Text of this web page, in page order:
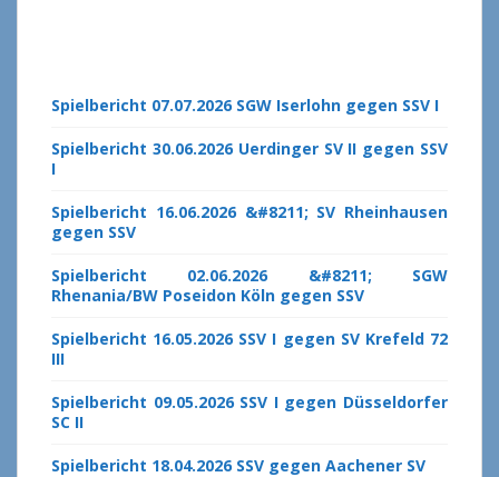
Spielbericht 07.07.2026 SGW Iserlohn gegen SSV I
Spielbericht 30.06.2026 Uerdinger SV II gegen SSV
I
Spielbericht 16.06.2026 &#8211; SV Rheinhausen
gegen SSV
Spielbericht 02.06.2026 &#8211; SGW
Rhenania/BW Poseidon Köln gegen SSV
Spielbericht 16.05.2026 SSV I gegen SV Krefeld 72
III
Spielbericht 09.05.2026 SSV I gegen Düsseldorfer
SC II
Spielbericht 18.04.2026 SSV gegen Aachener SV